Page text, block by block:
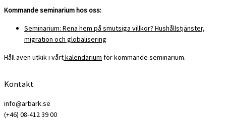
Kommande seminarium hos oss:
Seminarium: Rena hem på smutsiga villkor? Hushållstjänster,
migration och globalisering
Håll även utkik i vårtkalendarium för kommande seminarium.
Kontakt
info@arbark.se
(+46) 08-412 39 00